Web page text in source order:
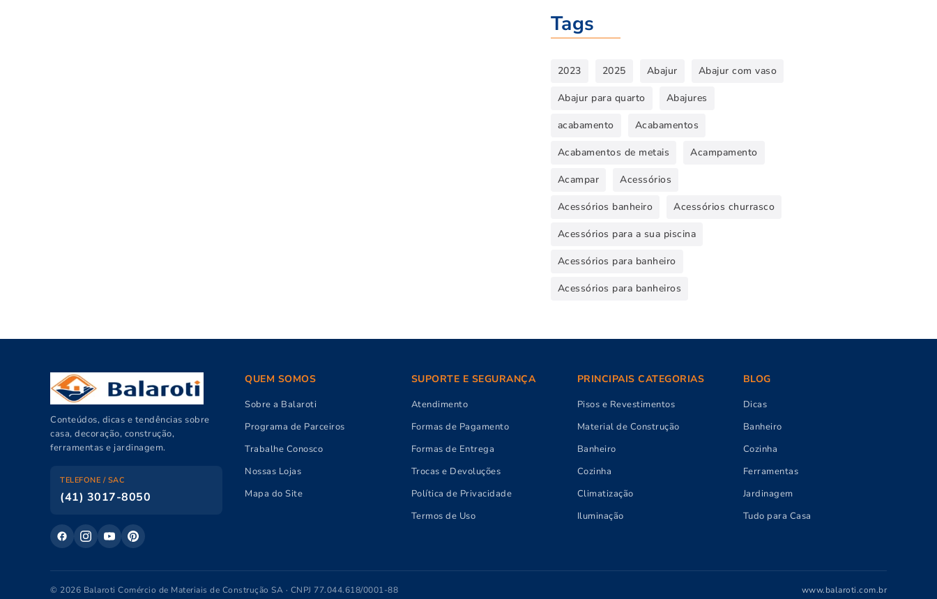
Tags
2023 2025 Abajur Abajur com vaso
Abajur para quarto Abajures
acabamento Acabamentos
Acabamentos de metais Acampamento
Acampar Acessórios
Acessórios banheiro Acessórios churrasco
Acessórios para a sua piscina
Acessórios para banheiro
Acessórios para banheiros
Conteúdos, dicas e tendências sobre
casa, decoração, construção,
ferramentas e jardinagem.
TELEFONE / SAC
(41) 3017-8050
QUEM SOMOS
Sobre a Balaroti
Programa de Parceiros
Trabalhe Conosco
Nossas Lojas
Mapa do Site
SUPORTE E SEGURANÇA
Atendimento
Formas de Pagamento
Formas de Entrega
Trocas e Devoluções
Política de Privacidade
Termos de Uso
PRINCIPAIS CATEGORIAS
Pisos e Revestimentos
Material de Construção
Banheiro
Cozinha
Climatização
Iluminação
BLOG
Dicas
Banheiro
Cozinha
Ferramentas
Jardinagem
Tudo para Casa
© 2026 Balaroti Comércio de Materiais de Construção SA · CNPJ 77.044.618/0001-88 www.balaroti.com.br